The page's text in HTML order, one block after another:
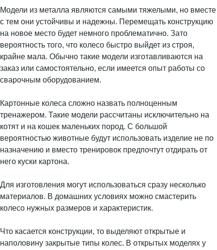
Модели из металла являются самыми тяжелыми, но вместе
с тем они устойчивы и надежны. Перемещать конструкцию
на новое место будет немного проблематично. Зато
вероятность того, что колесо быстро выйдет из строя,
крайне мала. Обычно такие модели изготавливаются на
заказ или самостоятельно, если имеется опыт работы со
сварочным оборудованием.
Картонные колеса сложно назвать полноценным
тренажером. Такие модели рассчитаны исключительно на
котят и на кошек маленьких пород. С большой
вероятностью животные будут использовать изделие не по
назначению и вместо тренировок предпочтут отдирать от
него куски картона.
Для изготовления могут использоваться сразу несколько
материалов. В домашних условиях можно смастерить
колесо нужных размеров и характеристик.
Что касается конструкции, то выделяют открытые и
наполовину закрытые типы колес. В открытых моделях у